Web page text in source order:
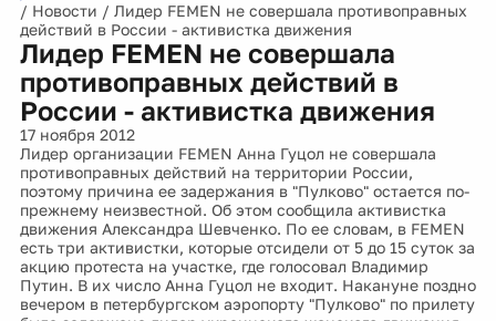
/ Новости / Лидер FEMEN не совершала противоправных
действий в России - активистка движения
Лидер FEMEN не совершала
противоправных действий в
России - активистка движения
17 ноября 2012
Лидер организации FEMEN Анна Гуцол не совершала
противоправных действий на территории России,
поэтому причина ее задержания в "Пулково" остается по-
прежнему неизвестной. Об этом сообщила активистка
движения Александра Шевченко. По ее словам, в FEMEN
есть три активистки, которые отсидели от 5 до 15 суток за
акцию протеста на участке, где голосовал Владимир
Путин. В их число Анна Гуцол не входит. Накануне поздно
вечером в петербургском аэропорту "Пулково" по прилету